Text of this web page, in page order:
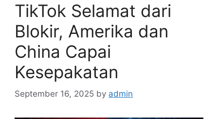
TikTok Selamat dari
Blokir, Amerika dan
China Capai
Kesepakatan
September 16, 2025 by admin